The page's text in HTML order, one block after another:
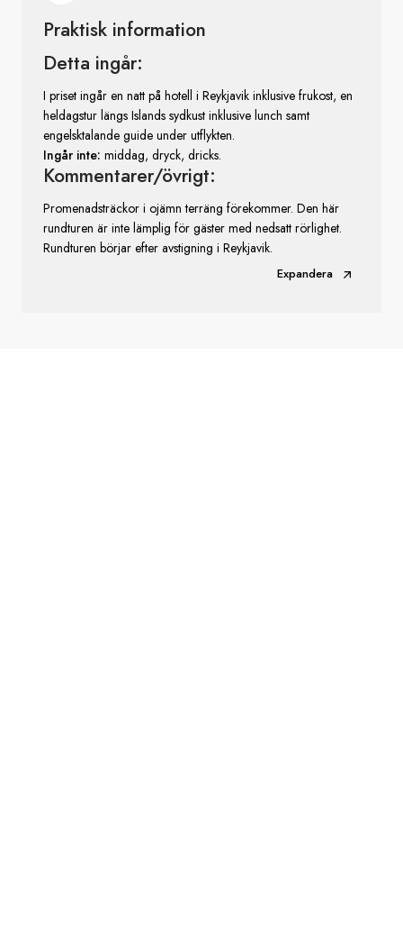
Praktisk information
Detta ingår:
I priset ingår en natt på hotell i Reykjavik inklusive frukost, en
heldagstur längs Islands sydkust inklusive lunch samt
engelsktalande guide under utflykten.
Ingår inte: middag, dryck, dricks.
Kommentarer/övrigt:
Promenadsträckor i ojämn terräng förekommer. Den här
rundturen är inte lämplig för gäster med nedsatt rörlighet.
Rundturen börjar efter avstigning i Reykjavik.
Expandera